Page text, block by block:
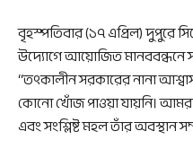
বৃহস্পতিবার (১৭ এপ্রিল) দুপুরে
উদ্যোগে আয়োজিত মানববন্ধনে
“তৎকালীন সরকারের নানা
কোনো খোঁজ পাওয়া যায়নি।
এবং সংশ্লিষ্ট মহল তাঁর অবস্থান